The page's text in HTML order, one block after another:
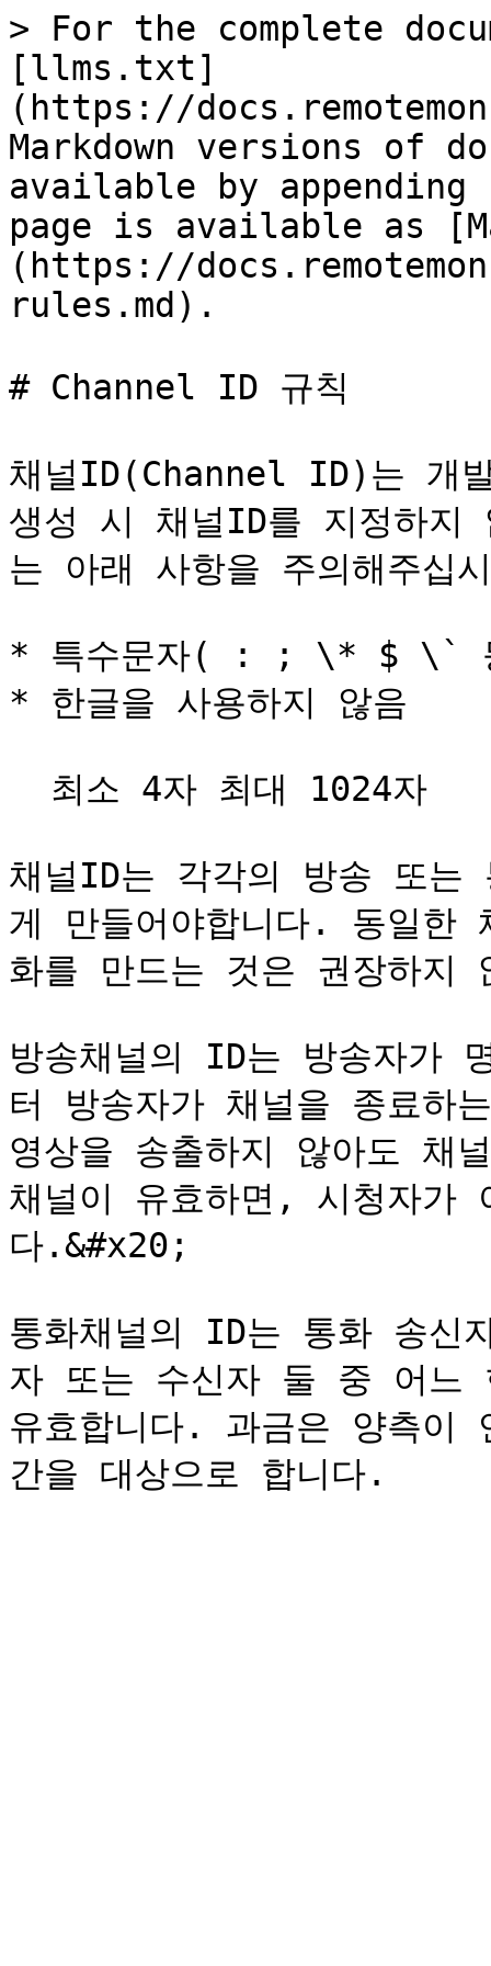
> For the complete
[llms.txt]
(https://
Markdown versions of
available by
page is available as
(https://
rules.md).
# Channel ID 규칙
채널ID(Channel ID)는 개
생성 시 채널ID를 지정하지
는 아래 사항을 주의해주십
* 특수문자( : ; \* $ \` 등
* 한글을 사용하지 않음
채널ID는 각각의 방송 또는
게 만들어야합니다. 동일한
화를 만드는 것은 권장하지
방송채널의 ID는 방송자가
터 방송자가 채널을 종료하
영상을 송출하지 않아도 채
채널이 유효하면, 시청자가
다.&#x20;
통화채널의 ID는 통화 송신
자 또는 수신자 둘 중 어느
유효합니다. 과금은 양측이